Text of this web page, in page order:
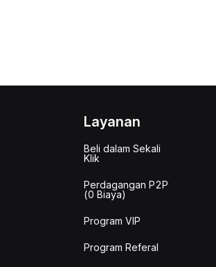
Layanan
Beli dalam Sekali
Klik
Perdagangan P2P
(0 Biaya)
Program VIP
Program Referal